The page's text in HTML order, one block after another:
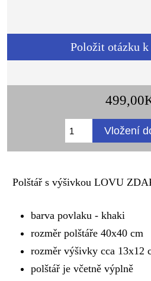
Položit otázku
Polštář s výšivkou LOVU
barva povlaku - khaki
rozměr polštáře 40x40 cm
rozměr výšivky cca 13x12
polštář je včetně výplně